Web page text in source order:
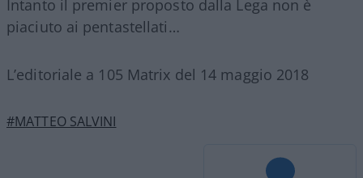
Intanto il premier proposto dalla Lega non è
piaciuto ai pentastellati…
L’editoriale a 105 Matrix del 14 maggio 2018
#MATTEO SALVINI